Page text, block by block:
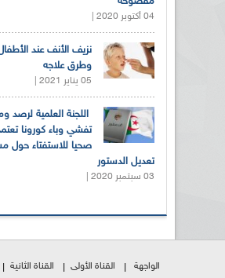
04 أكتوبر 2020 |
نزيف الأنف عند
وطرق علاجه
05 يناير 2021 |
اللجنة العلمية لرصد
تفشي وباء كورونا
صحيا للاستفتاء حول
تعديل الدستور
03 سبتمبر 2020 |
الواجهة القناة الأولى القناة الثانية